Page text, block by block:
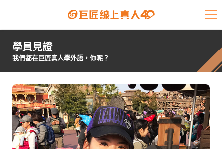
課程介紹
開課查詢
師資陣容
學員故事
學員見證
我們都在巨匠真人學外語，你呢？